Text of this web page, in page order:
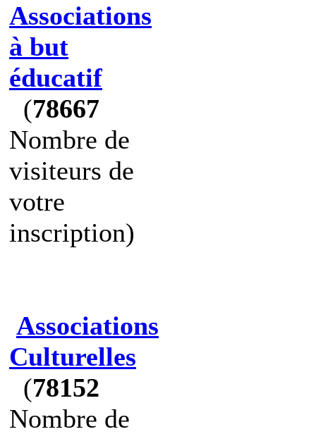
Associations
à but
éducatif
(78667
Nombre de
visiteurs de
votre
inscription)
Associations
Culturelles
(78152
Nombre de